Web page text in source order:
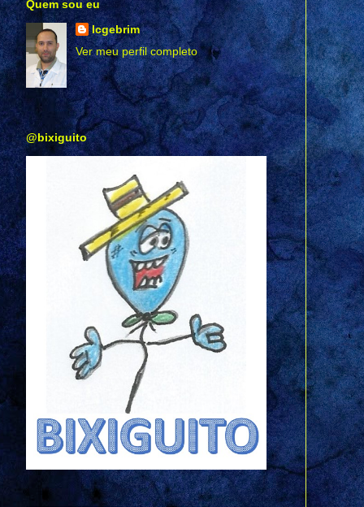
Quem sou eu
lcgebrim
Ver meu perfil completo
@bixiguito